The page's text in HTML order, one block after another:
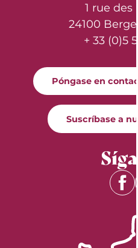
1 rue des
24100
+ 33 (0)5
Póngase en
Suscríbase a